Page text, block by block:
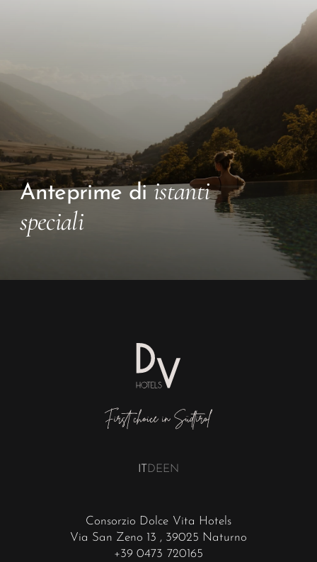
Consorzio Dolce Vita Hotels
Via San Zeno 13 , 39025 Naturno
+39 0473 720165
ITDEEN